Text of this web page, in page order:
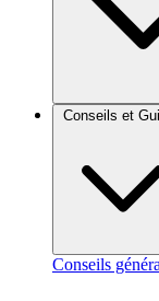
Brèves et actus
Conseils et
Conseils